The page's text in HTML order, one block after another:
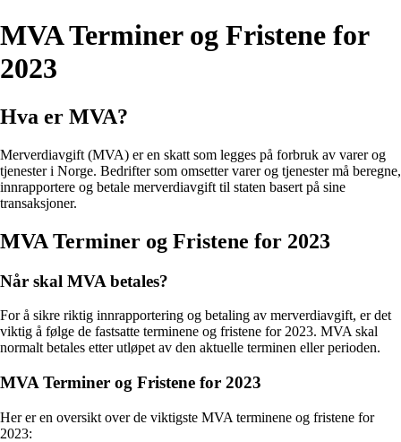
MVA Terminer og Fristene for
2023
Hva er MVA?
Merverdiavgift (MVA) er en skatt som legges på forbruk av varer og
tjenester i Norge. Bedrifter som omsetter varer og tjenester må beregne,
innrapportere og betale merverdiavgift til staten basert på sine
transaksjoner.
MVA Terminer og Fristene for 2023
Når skal MVA betales?
For å sikre riktig innrapportering og betaling av merverdiavgift, er det
viktig å følge de fastsatte terminene og fristene for 2023. MVA skal
normalt betales etter utløpet av den aktuelle terminen eller perioden.
MVA Terminer og Fristene for 2023
Her er en oversikt over de viktigste MVA terminene og fristene for
2023: